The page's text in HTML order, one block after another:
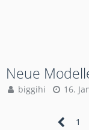
Neue
biggihi 16.
1